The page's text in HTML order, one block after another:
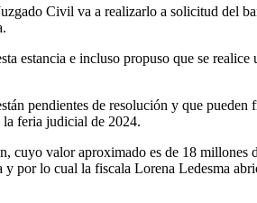
Civil va a realizarlo a solicitud del
estancia e incluso propuso que se
pendientes de resolución y que pueden
la feria judicial de 2024.
valor aproximado es de 18 millones
por lo cual la fiscala Lorena Ledesma